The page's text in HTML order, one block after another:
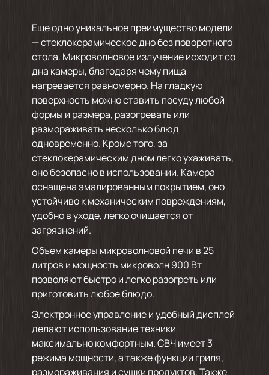
Еще одно уникальное преимущество модели
— стеклокерамическое дно без поворотного
стола. Микроволновое излучение исходит со
дна камеры, благодаря чему пища
нагревается равномерно. На гладкую
поверхность можно ставить посуду любой
формы и размера, разогревать или
размораживать несколько блюд
одновременно. Кроме того, за
стеклокерамическим дном легко ухаживать,
оно безопасно в использовании. Камера
оснащена эмалированным покрытием, оно
устойчиво к механическим повреждениям,
удобно в уходе, легко очищается от
загрязнений.
Объем камеры микроволновой печи в 25
литров и мощность микроволн 900 Вт
позволяют быстро и легко разогреть или
приготовить любое блюдо.
Электронное управление и удобный дисплей
делают использование техники
максимально комфортным. СВЧ имеет 3
режима мощности, а также функции гриля,
размораживания и сушки продуктов. Также